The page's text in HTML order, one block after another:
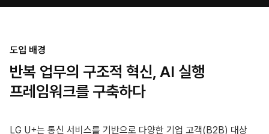
도입 배경
반복 업무의 구조적 혁신, AI 실행
프레임워크를 구축하다
LG U+는 통신 서비스를 기반으로 다양한 기업 고객(B2B) 대상